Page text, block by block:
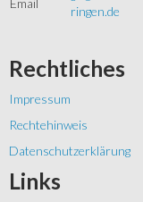
Email
ringen.de
Rechtliches
Impressum
Rechtehinweis
Datenschutzerklärung
Links